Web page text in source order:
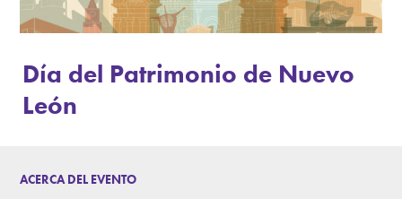
Día del Patrimonio de Nuevo
León
ACERCA DEL EVENTO